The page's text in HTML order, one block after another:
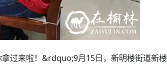
过来啦！&rdquo;9月15日，新明楼街道新